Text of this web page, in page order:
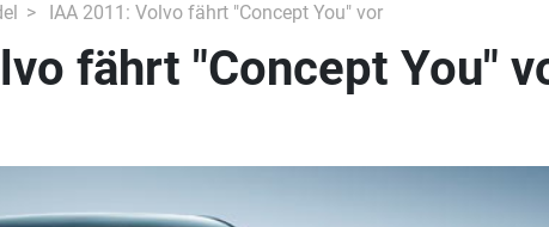
IAA 2011: Volvo fährt "Concept You" vor
fährt "Concept You"